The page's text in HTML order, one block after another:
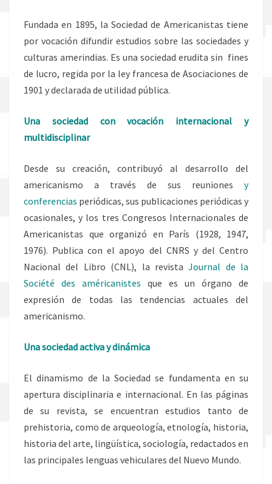
Fundada en 1895, la Sociedad de Americanistas tiene
por vocación difundir estudios sobre las sociedades y
culturas amerindias. Es una sociedad erudita sin fines
de lucro, regida por la ley francesa de Asociaciones de
1901 y declarada de utilidad pública.
Una sociedad con vocación internacional y
multidisciplinar
Desde su creación, contribuyó al desarrollo del
americanismo a través de sus reuniones y
conferencias periódicas, sus publicaciones periódicas y
ocasionales, y los tres Congresos Internacionales de
Americanistas que organizó en París (1928, 1947,
1976). Publica con el apoyo del CNRS y del Centro
Nacional del Libro (CNL), la revistaJournal de la
Société des américanistes que es un órgano de
expresión de todas las tendencias actuales del
americanismo.
Una sociedad activa y dinámica
El dinamismo de la Sociedad se fundamenta en su
apertura disciplinaria e internacional. En las páginas
de su revista, se encuentran estudios tanto de
prehistoria, como de arqueología, etnología, historia,
historia del arte, lingüística, sociología, redactados en
las principales lenguas vehiculares del Nuevo Mundo.